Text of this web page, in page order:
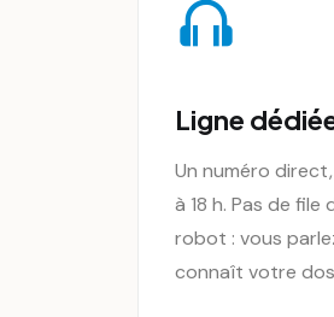
Ligne
Un numéro
à 18 h. Pas de file
robot : vous
connaît votre